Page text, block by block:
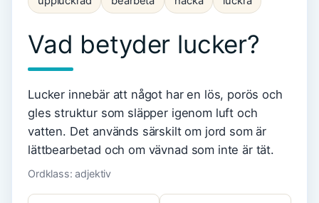
Vad betyder lucker?
Lucker innebär att något har en lös, porös och
gles struktur som släpper igenom luft och
vatten. Det används särskilt om jord som är
lättbearbetad och om vävnad som inte är tät.
Ordklass: adjektiv